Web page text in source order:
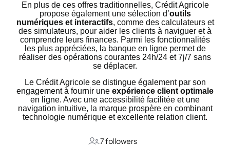
En plus de ces offres traditionnelles, Crédit Agricole
propose également une sélection d’outils
numériques et interactifs, comme des calculateurs et
des simulateurs, pour aider les clients à naviguer et à
comprendre leurs finances. Parmi les fonctionnalités
les plus appréciées, la banque en ligne permet de
réaliser des opérations courantes 24h/24 et 7j/7 sans
se déplacer.
Le Crédit Agricole se distingue également par son
engagement à fournir une expérience client optimale
en ligne. Avec une accessibilité facilitée et une
navigation intuitive, la marque prospère en combinant
technologie numérique et excellente relation client.
7 followers